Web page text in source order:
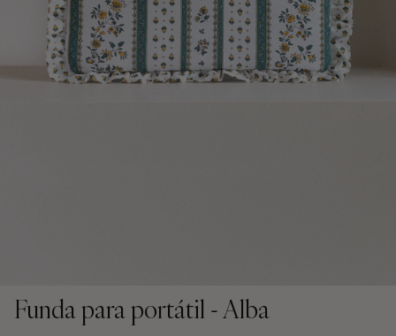
Funda para portátil - Alba